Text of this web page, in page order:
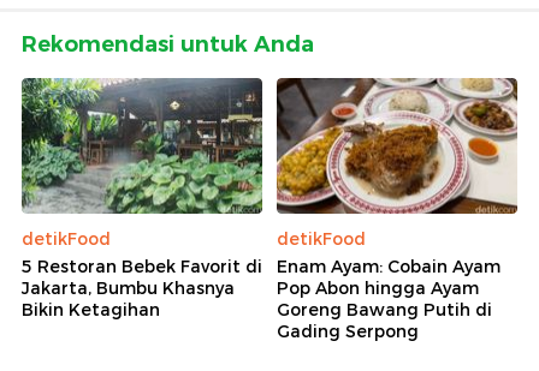
Rekomendasi untuk Anda
detikFood
5 Restoran Bebek Favorit di
Jakarta, Bumbu Khasnya
Bikin Ketagihan
detikFood
Enam Ayam: Cobain Ayam
Pop Abon hingga Ayam
Goreng Bawang Putih di
Gading Serpong